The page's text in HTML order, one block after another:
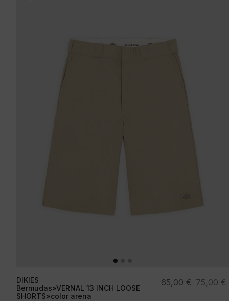
DIKIES
Bermudas»VERNAL 13 INCH LOOSE
SHORTS»color arena
75,00€
El
65,00 €
El